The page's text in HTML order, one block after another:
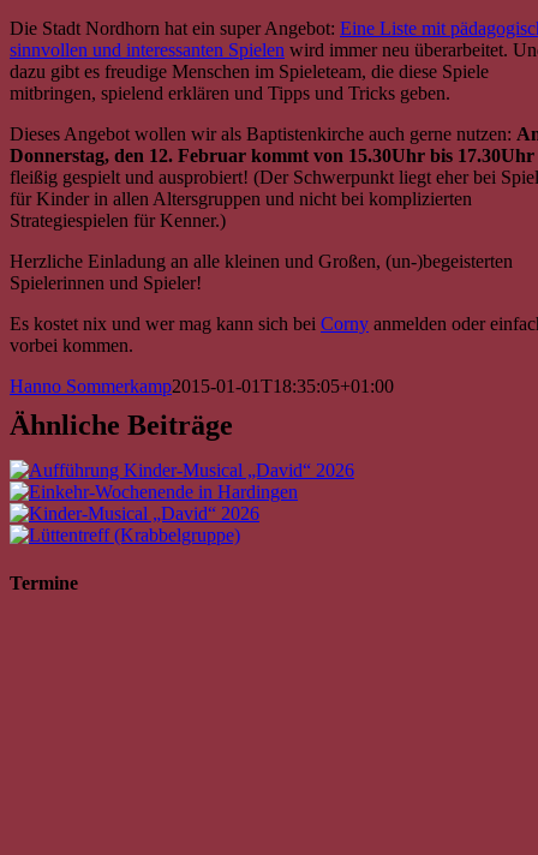
Die Stadt Nordhorn hat ein super Angebot: Eine Liste mit
sinnvollen und interessanten Spielen wird immer neu überarbeitet.
dazu gibt es freudige Menschen im Spieleteam, die diese Spiele
mitbringen, spielend erklären und Tipps und Tricks geben.
Dieses Angebot wollen wir als Baptistenkirche auch gerne nutzen:
Donnerstag, den 12. Februar kommt von 15.30Uhr bis 17.30Uhr
fleißig gespielt und ausprobiert! (Der Schwerpunkt liegt eher bei
für Kinder in allen Altersgruppen und nicht bei komplizierten
Strategiespielen für Kenner.)
Herzliche Einladung an alle kleinen und Großen, (un-)begeisterten
Spielerinnen und Spieler!
Es kostet nix und wer mag kann sich bei Corny anmelden oder
vorbei kommen.
Hanno Sommerkamp2015-01-01T18:35:05+01:00
Ähnliche Beiträge
Termine